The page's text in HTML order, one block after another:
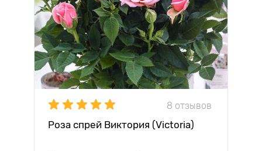
8 отзывов
Роза спрей Виктория (Victoria)